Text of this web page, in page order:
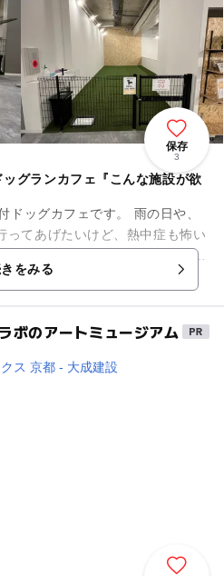
保存
3
グランカフェ『こんな施設が欲
ドッグカフェです。 雨の日や、
ってあげたいけど、熱中症も怖い
さんは特に悩んでいるはず。
をみる
ボのアートミュージアム